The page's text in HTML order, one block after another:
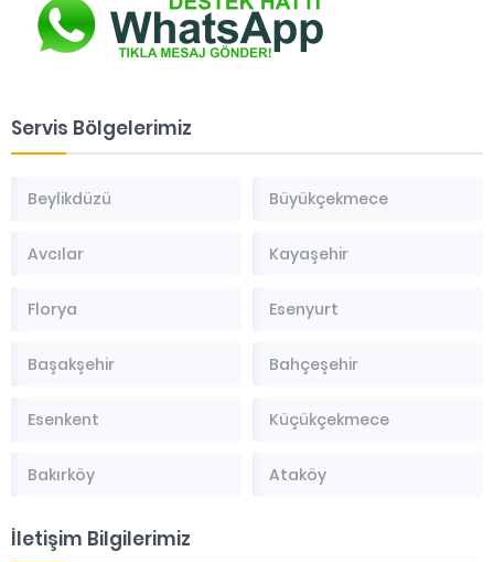
Servis Bölgelerimiz
Beylikdüzü Büyükçekmece
Avcılar Kayaşehir
Florya Esenyurt
Başakşehir Bahçeşehir
Esenkent Küçükçekmece
Bakırköy Ataköy
İletişim Bilgilerimiz